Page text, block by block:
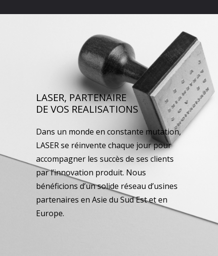
LASER, PARTENAIRE
DE VOS REALISATIONS
Dans un monde en constante mutation,
LASER se réinvente chaque jour pour
accompagner les succès de ses clients
par l’innovation produit. Nous
bénéficions d’un solide réseau d’usines
partenaires en Asie du Sud Est et en
Europe.